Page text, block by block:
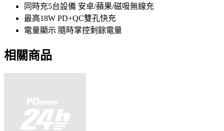
同時充5台設備 安卓/蘋果/磁吸無線充
最高18W PD+QC雙孔快充
電量顯示 隨時掌控剩餘電量
相關商品